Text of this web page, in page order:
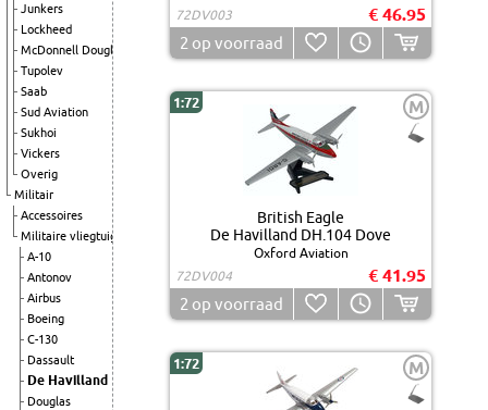
Junkers
Lockheed
McDonnell Douglas
Tupolev
Saab
Sud Aviation
Sukhoi
Vickers
Overig
Militair
Accessoires
Militaire vliegtuigen
A-10
Antonov
Airbus
Boeing
C-130
Dassault
De Havilland
Douglas
72DV003
€ 46.95
2 op voorraad
1:72 M
British Eagle
De Havilland DH.104 Dove
Oxford Aviation
72DV004
€ 41.95
2 op voorraad
1:72 M